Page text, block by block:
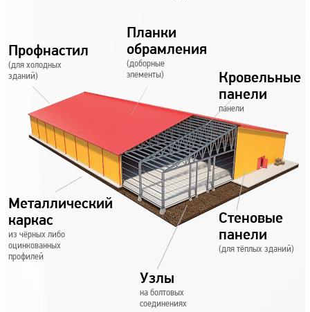
Профнастил
(для холодных
зданий)
Планки
обрамления
(доборные
элементы)
Металлический
каркас
из чёрных либо
оцинкованных
профилей
Кровельные
панели
панели
Стеновые
панели
(для тёплых зданий)
Узлы
на болтовых
соединениях